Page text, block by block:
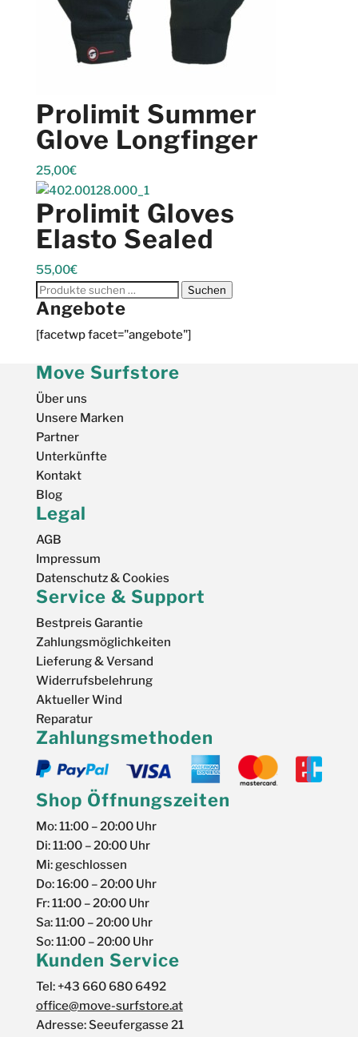
Prolimit Summer
Glove Longfinger
25,00€
Prolimit Gloves
Elasto Sealed
55,00€
Suchen
nach:
Suchen
Angebote
[facetwp facet="angebote"]
Move Surfstore
Über uns
Unsere Marken
Partner
Unterkünfte
Kontakt
Blog
Legal
AGB
Impressum
Datenschutz & Cookies
Service & Support
Bestpreis Garantie
Zahlungsmöglichkeiten
Lieferung & Versand
Widerrufsbelehrung
Aktueller Wind
Reparatur
Zahlungsmethoden
Shop Öffnungszeiten
Mo: 11:00 – 20:00 Uhr
Di: 11:00 – 20:00 Uhr
Mi: geschlossen
Do: 16:00 – 20:00 Uhr
Fr: 11:00 – 20:00 Uhr
Sa: 11:00 – 20:00 Uhr
So: 11:00 – 20:00 Uhr
Kunden Service
Tel: +43 660 680 6492
office@move-surfstore.at
Adresse: Seeufergasse 21